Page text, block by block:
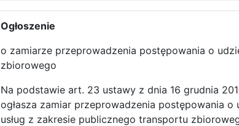
Ogłoszenie
o zamiarze przeprowadzenia postępowania o
zbiorowego
Na podstawie art. 23 ustawy z dnia 16 grudnia
ogłasza zamiar przeprowadzenia postępowania
usług z zakresie publicznego transportu